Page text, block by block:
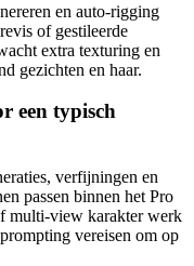
en auto-rigging
of gestileerde
extra texturing en
gezichten en haar.
een typisch
verfijningen en
passen binnen het Pro
multi-view karakter werk
vereisen om op